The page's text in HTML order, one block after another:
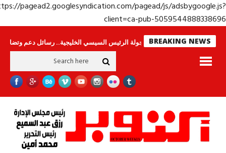
https://pagead2.googlesyndication.com/pagead/js/
client=ca-pub-
BREAKING NEWS
لا ينامون جولة الرئيس السيسي الخليجية.. رسائل دعم وتضامن للأشقاء